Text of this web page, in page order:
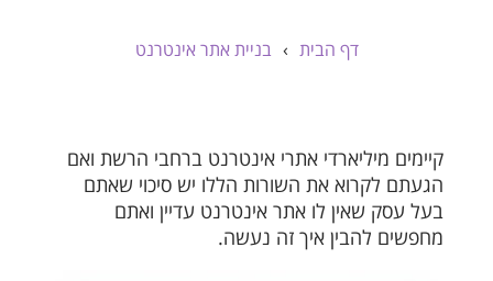
דף הבית › בניית אתר אינטרנט
קיימים מיליארדי אתרי אינטרנט ברחבי הרשת ואם
הגעתם לקרוא את השורות הללו יש סיכוי שאתם
בעל עסק שאין לו אתר אינטרנט עדיין ואתם
מחפשים להבין איך זה נעשה.